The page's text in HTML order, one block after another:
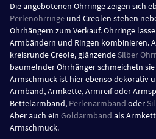
Die angebotenen Ohrringe zeigen sich
Perlenohrringe und Creolen stehen
Ohrhängern zum Verkauf. Ohrringe
Armbändern und Ringen kombinieren.
kreisrunde Creole, glänzende Silber
baumelnder Ohrhänger schmeicheln
Armschmuck ist hier ebenso dekorativ
Armband, Armkette, Armreif oder
Bettelarmband, Perlenarmband oder
Aber auch ein Goldarmband als
Armschmuck.